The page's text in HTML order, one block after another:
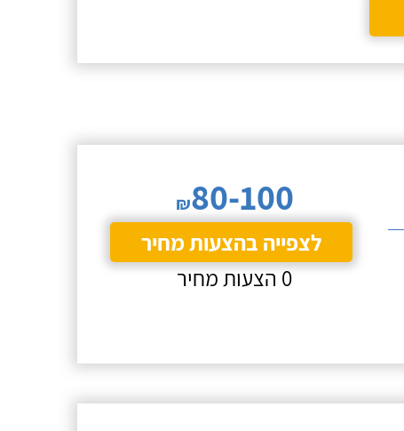
₪80-100
לצפייה בהצעות מחיר
0 הצעות מחיר